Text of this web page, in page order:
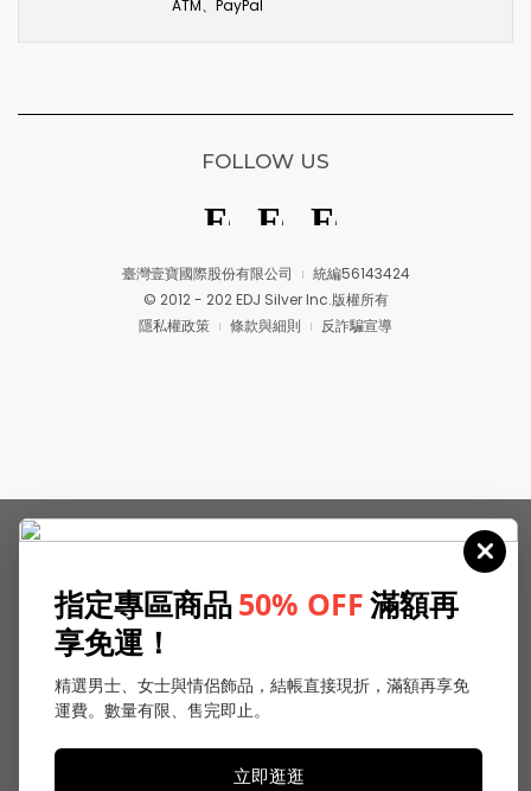
ATM、PayPal
臺灣壹寶國際股份有限公司
統編56143424
© 2012 - 202 EDJ Silver Inc.版權所有
隱私權政策
條款與細則 反詐騙宣導
FOLLOW US
指定專區商品50% OFF滿額再
享免運！
精選男士、女士與情侶飾品，結帳直接現折，滿額再享免
運費。數量有限、售完即止。
立即逛逛